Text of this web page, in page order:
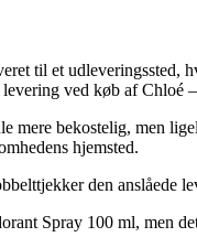
til et udleveringssted,
ved køb af Chloé
mere bekostelig, men
hjemsted.
den anslåede
Spray 100 ml, men